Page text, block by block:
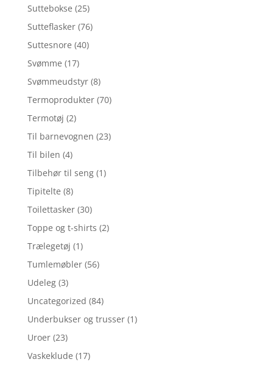
Suttebokse (25)
Sutteflasker (76)
Suttesnore (40)
Svømme (17)
Svømmeudstyr (8)
Termoprodukter (70)
Termotøj (2)
Til barnevognen (23)
Til bilen (4)
Tilbehør til seng (1)
Tipitelte (8)
Toilettasker (30)
Toppe og t-shirts (2)
Trælegetøj (1)
Tumlemøbler (56)
Udeleg (3)
Uncategorized (84)
Underbukser og trusser (1)
Uroer (23)
Vaskeklude (17)